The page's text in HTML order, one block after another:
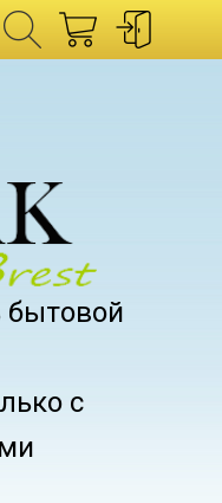
бытовой
с